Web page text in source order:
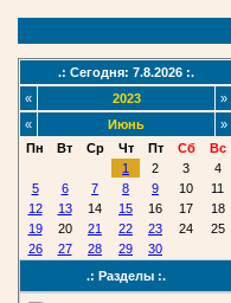
.: Сегодня: 7.8.2026 :.
«
2023
»
«
Июнь
»
Пн
Вт Ср Чт Пт Сб
Вс
1
2 3
4
5
6 7 8 9 10
11
12
13 14 15 16 17
18
19
20 21 22 23 24
25
26
27 28 29
30
.: Разделы :.